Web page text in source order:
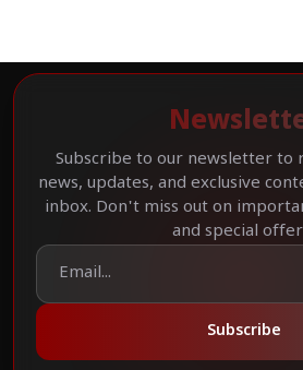
Subscribe to our newsletter to
news, updates, and exclusive
inbox. Don't miss out on
and special
Subscribe